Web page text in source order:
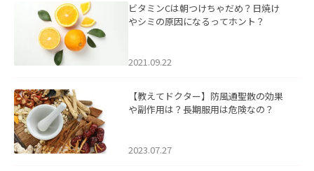
ビタミンCは朝つけちゃだめ？日焼け
やシミの原因になるってホント？
2021.09.22
【教えてドクター】防風通聖散の効果
や副作用は？長期服用は危険なの？
2023.07.27